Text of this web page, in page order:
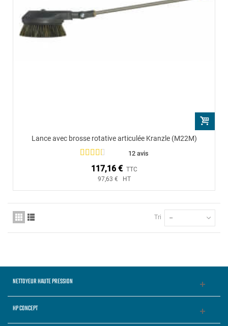
Lance avec brosse rotative articulée Kranzle (M22M)
12 avis
117,16 € TTC
97,63 € HT
Tri --
NETTOYEUR HAUTE PRESSION
HP CONCEPT